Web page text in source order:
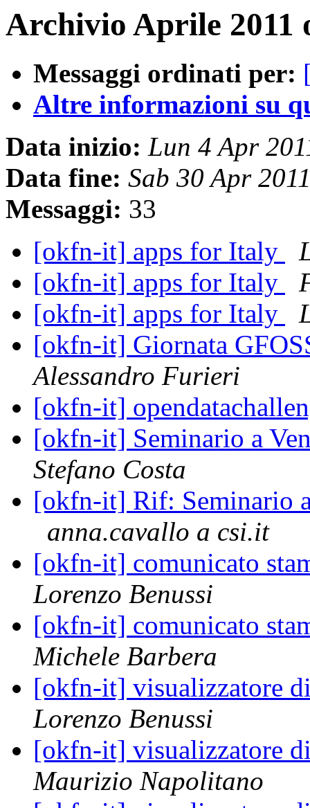
Archivio Aprile 2011
Messaggi ordinati per:
Altre informazioni su
Data inizio: Lun 4 Apr
Data fine: Sab 30 Apr
Messaggi: 33
[okfn-it] apps for Italy
[okfn-it] apps for Italy
[okfn-it] apps for Italy
[okfn-it] Giornata
Alessandro Furieri
[okfn-it]
[okfn-it] Seminario a
Stefano Costa
[okfn-it] Rif: Seminario
anna.cavallo a csi.it
[okfn-it] comunicato
Lorenzo Benussi
[okfn-it] comunicato
Michele Barbera
[okfn-it] visualizzatore
Lorenzo Benussi
[okfn-it] visualizzatore
Maurizio Napolitano